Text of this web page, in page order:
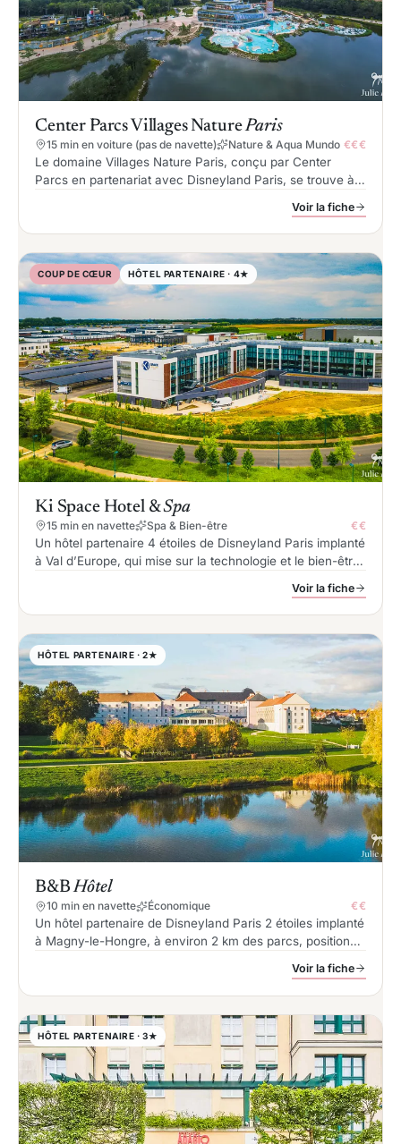
Center Parcs Villages NatureParis
15 min en voiture (pas de navette) Nature & Aqua Mundo €€€
Le domaine Villages Nature Paris, conçu par Center
Parcs en partenariat avec Disneyland Paris, se trouve à
appartements en pleine nature autour d’un centre
aquatique.
Voir la fiche
COUP DE CŒUR HÔTEL PARTENAIRE · 4★
Ki Space Hotel &Spa
15 min en navette Spa & Bien-être €€
Un hôtel partenaire 4 étoiles de Disneyland Paris implanté
à Val d’Europe, qui mise sur la technologie et le bien-être
Voir la fiche
HÔTEL PARTENAIRE · 2★
B&BHôtel
10 min en navette Économique €€
Un hôtel partenaire de Disneyland Paris 2 étoiles implanté
à Magny-le-Hongre, à environ 2 km des parcs, positionné
chambres, navette gratuite et restauration sur place.
Voir la fiche
HÔTEL PARTENAIRE · 3★